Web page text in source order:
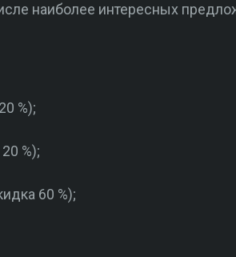
наиболее интересных
%);
%);
60 %);